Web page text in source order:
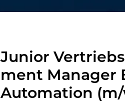
Ju­ni­or
ment Ma­na­ger
Au­to­ma­ti­on